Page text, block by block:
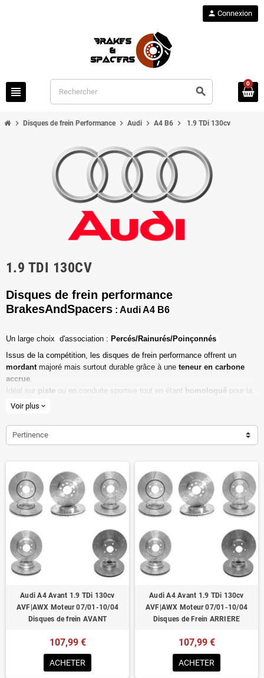
view_headline search
person Connexion
0
chevron_right Disques de frein Performance chevron_right Audi chevron_right A4 B6 chevron_right 1.9 TDi 130cv
1.9 TDI 130CV
Disques de frein performance
BrakesAndSpacers : Audi A4 B6
Un l arge choix d'association : Percés/Rainurés/Poinçonnés
Issus de la compétition, les disques de frein performance offrent un
mordant majoré mais surtout durable grâce à une teneur en carbone
accrue.
Idéal sur piste ou en conduite sportive tout en étant homologué pour la
route ouverte.
Dimensions d'origine respectées
Installation en lieu et place.
Homologué pour le contrôle technique
Voir plus expand_more
Pertinence
Audi A4 Avant 1.9 TDi 130cv
AVF|AWX Moteur 07/01-10/04
Disques de frein AVANT
107,99 €
ACHETER
Audi A4 Avant 1.9 TDi 130cv
AVF|AWX Moteur 07/01-10/04
Disques de Frein ARRIERE
107,99 €
ACHETER